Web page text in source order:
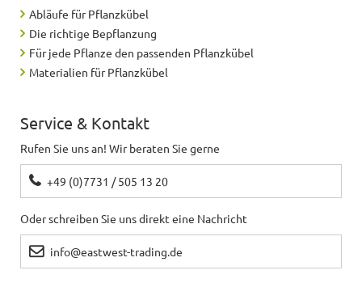
Abläufe für Pflanzkübel
Die richtige Bepflanzung
Für jede Pflanze den passenden Pflanzkübel
Materialien für Pflanzkübel
Service & Kontakt
Rufen Sie uns an! Wir beraten Sie gerne
+49 (0)7731 / 505 13 20
Oder schreiben Sie uns direkt eine Nachricht
info@eastwest-trading.de